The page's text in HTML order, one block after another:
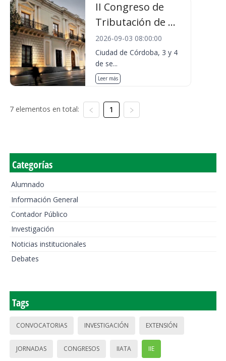
II Congreso de
Tributación de ...
2026-09-03 08:00:00
Ciudad de Córdoba, 3 y 4
de se...
Leer más
7 elementos en total: 1
Categorías
Alumnado
Información General
Contador Público
Investigación
Noticias institucionales
Debates
Tags
CONVOCATORIAS INVESTIGACIÓN EXTENSIÓN
JORNADAS CONGRESOS IIATA IIE